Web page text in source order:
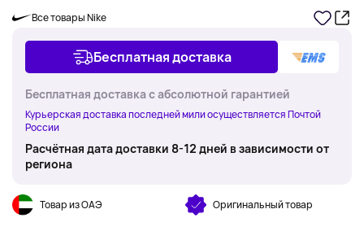
Все товары Nike
Бесплатная доставка
Бесплатная доставка с абсолютной гарантией
Курьерская доставка последней мили осуществляется Почтой
России
Расчётная дата доставки 8-12 дней в зависимости от
региона
Товар из ОАЭ Оригинальный товар